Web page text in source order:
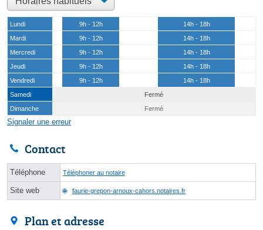
Lundi 9h - 12h
14h - 18h
Mardi
9h - 12h
14h - 18h
Mercredi
9h - 12h
14h - 18h
Jeudi
9h - 12h
14h - 18h
Vendredi
9h - 12h
14h - 18h
Samedi
Fermé
Dimanche
Fermé
Signaler une erreur
Contact
Téléphone Téléphoner au notaire
Site web faurie-grepon-arnoux-cahors.notaires.fr
Plan et adresse